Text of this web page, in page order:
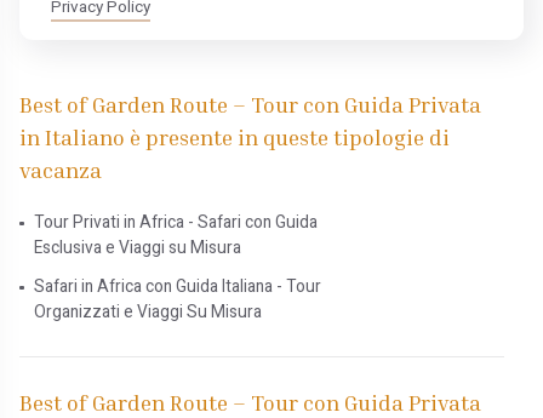
Privacy Policy
Best of Garden Route – Tour con Guida Privata
in Italiano è presente in queste tipologie di
vacanza
Tour Privati in Africa - Safari con Guida
Esclusiva e Viaggi su Misura
Safari in Africa con Guida Italiana - Tour
Organizzati e Viaggi Su Misura
Best of Garden Route – Tour con Guida Privata